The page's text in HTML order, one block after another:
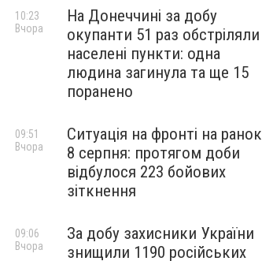
На Донеччині за добу
окупанти 51 раз обстріляли
населені пункти: одна
людина загинула та ще 15
поранено
10:23
Вчора
Ситуація на фронті на ранок
8 серпня: протягом доби
відбулося 223 бойових
зіткнення
09:51
Вчора
За добу захисники України
знищили 1190 російських
09:06
Вчора